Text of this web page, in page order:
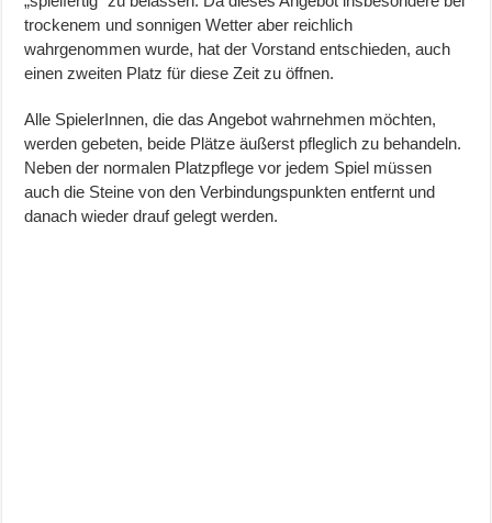
trockenem und sonnigen Wetter aber reichlich
wahrgenommen wurde, hat der Vorstand entschieden, auch
einen zweiten Platz für diese Zeit zu öffnen.
Alle SpielerInnen, die das Angebot wahrnehmen möchten,
werden gebeten, beide Plätze äußerst pfleglich zu behandeln.
Neben der normalen Platzpflege vor jedem Spiel müssen
auch die Steine von den Verbindungspunkten entfernt und
danach wieder drauf gelegt werden.